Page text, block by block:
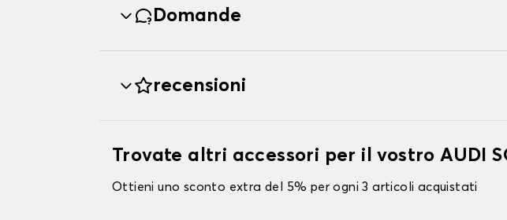
Domande
recensioni
Trovate altri accessori per il vostro AUDI
Ottieni uno sconto extra del 5% per ogni 3 articoli acquistati